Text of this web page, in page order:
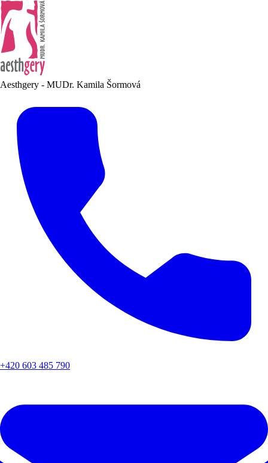
Aesthgery - MUDr. Kamila Šormová
+420 603 485 790